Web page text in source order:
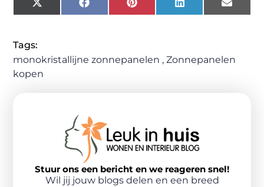
X
(Twitter)
FacebookPinterestLinkedIn Email
Tags:
monokristallijne zonnepanelen ,Zonnepanelen
kopen
Stuur ons een bericht en we reageren snel!
Wil jij jouw blogs delen en een breed